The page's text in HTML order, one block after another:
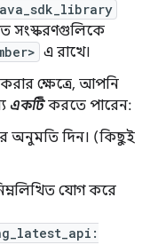
সংস্করণগুলিকে
এ রাখে।
ক্ষেত্রে, আপনি
একটিকরতে পারেন:
অনুমতি দিন। (কিছুই
যোগ করে